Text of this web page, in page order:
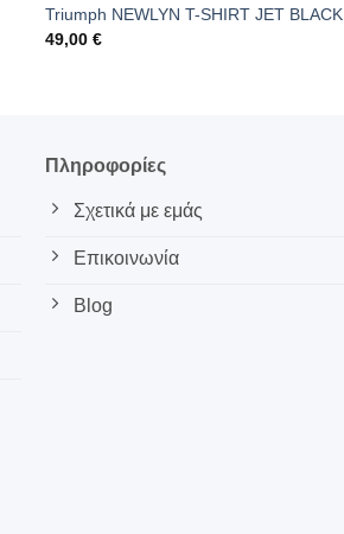
Triumph NEWLYN T-SHIRT JET BLACK
49,00 €
Πληροφορίες
Σχετικά με εμάς
Επικοινωνία
Blog